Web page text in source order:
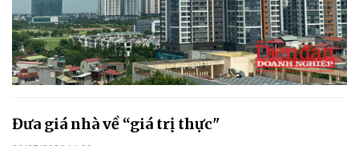
Đưa giá nhà về “giá trị thực"